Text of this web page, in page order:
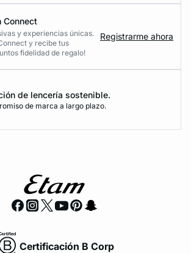
Connect
y experiencias únicas.
y recibe tus
fidelidad de regalo!
Registrarme ahora
de lencería sostenible.
de marca a largo plazo.
Certificación B Corp